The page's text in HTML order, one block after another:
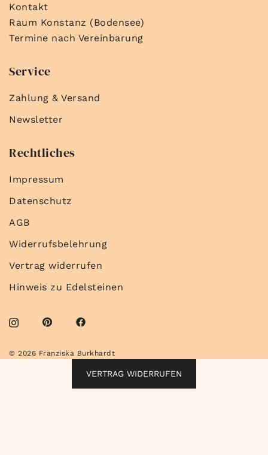
Kontakt
Raum Konstanz (Bodensee)
Termine nach Vereinbarung
Service
Zahlung & Versand
Newsletter
Rechtliches
Impressum
Datenschutz
AGB
Widerrufsbelehrung
Vertrag widerrufen
Hinweis zu Edelsteinen
© 2026 Franziska Burkhardt
VERTRAG WIDERRUFEN